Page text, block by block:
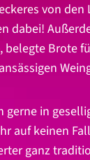
von
dabei!
Brote
gerne in
auf keinen
ganz